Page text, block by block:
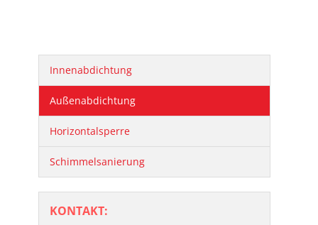
Innenabdichtung
Außenabdichtung
Horizontalsperre
Schimmelsanierung
KONTAKT: